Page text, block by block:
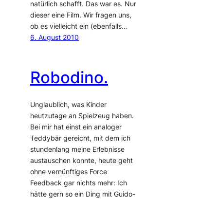
natürlich schafft. Das war es. Nur
dieser eine Film. Wir fragen uns,
ob es vielleicht ein (ebenfalls…
6. August 2010
Robodino.
Unglaublich, was Kinder
heutzutage an Spielzeug haben.
Bei mir hat einst ein analoger
Teddybär gereicht, mit dem ich
stundenlang meine Erlebnisse
austauschen konnte, heute geht
ohne vernünftiges Force
Feedback gar nichts mehr: Ich
hätte gern so ein Ding mit Guido-